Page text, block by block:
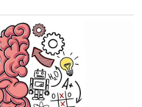
Image
ಪ್ರಯೋಜನವೇನು?
ಅಥವಾ ಅದಕ್ಕಿಂತ ಹೆಚ್ಚಿನ